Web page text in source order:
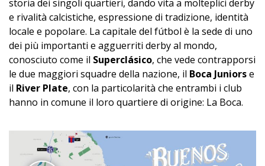
storia dei singoli quartieri, dando vita a molteplici derby
e rivalità calcistiche, espressione di tradizione, identità
locale e popolare. La capitale del fútbol è la sede di uno
dei più importanti e agguerriti derby al mondo,
conosciuto come il Superclásico, che vede contrapporsi
le due maggiori squadre della nazione, il Boca Juniorse
il River Plate, con la particolarità che entrambi i club
hanno in comune il loro quartiere di origine: La Boca.